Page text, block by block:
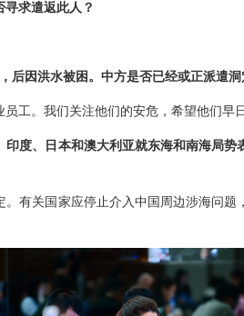
求遣返此人？
后因洪水被困。中方是否已经或正派遣
工。我们关注他们的安危，希望他们早
度、日本和澳大利亚就东海和南海局
有关国家应停止介入中国周边涉海问题